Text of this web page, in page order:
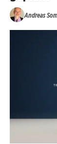
Andreas